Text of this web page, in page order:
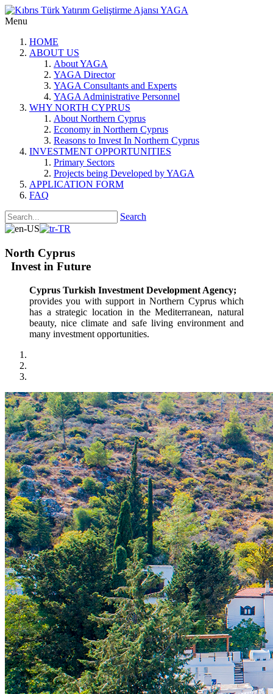
Menu
HOME
ABOUT US
About YAGA
YAGA Director
YAGA Consultants and Experts
YAGA Administrative Personnel
WHY NORTH CYPRUS
About Northern Cyprus
Economy in Northern Cyprus
Reasons to Invest In Northern Cyprus
INVESTMENT OPPORTUNITIES
Primary Sectors
Projects being Developed by YAGA
APPLICATION FORM
FAQ
Search
North Cyprus
Invest in Future
Cyprus Turkish Investment Development Agency;
provides you with support in Northern Cyprus which
has a strategic location in the Mediterranean, natural
beauty, nice climate and safe living environment and
many investment opportunities.